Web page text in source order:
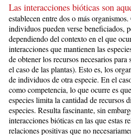
Las interacciones bióticas son
establecen entredos o másorganismos.
individuos pueden verse beneficiados,
dependiendo del contexto en el que
interacciones que mantienen las
de obtener los recursos necesarios
el caso de las plantas). Esto es, los
de individuos de otra especie. En el
como competencia, lo que ocurre es
especies limita la cantidad de recursos
especies. Resulta fascinante, sin
interacciones bióticas en las que estas
relaciones positivas que no